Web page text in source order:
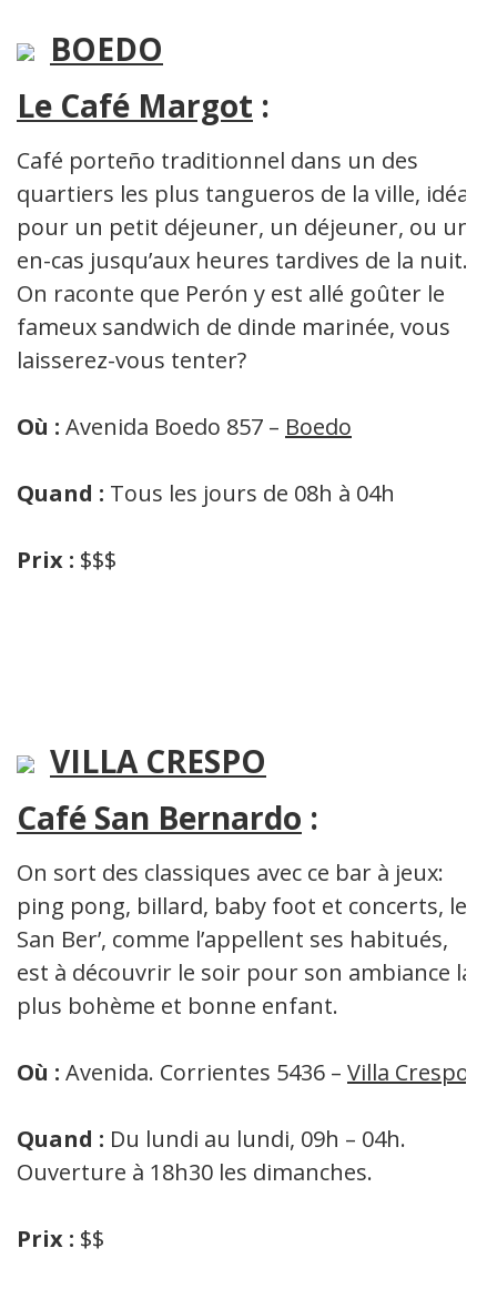
BOEDO
Le Café Margot :
Café porteño traditionnel dans un des
quartiers les plus tangueros de la ville, idéal
pour un petit déjeuner, un déjeuner, ou un
en-cas jusqu’aux heures tardives de la nuit.
On raconte que Perón y est allé goûter le
fameux sandwich de dinde marinée, vous
laisserez-vous tenter?
Où : Avenida Boedo 857 – Boedo
Quand : Tous les jours de 08h à 04h
Prix : $$$
VILLA CRESPO
Café San Bernardo :
On sort des classiques avec ce bar à jeux:
ping pong, billard, baby foot et concerts, le
San Ber’, comme l’appellent ses habitués,
est à découvrir le soir pour son ambiance la
plus bohème et bonne enfant.
Où : Avenida. Corrientes 5436 – Villa Crespo
Quand : Du lundi au lundi, 09h – 04h.
Ouverture à 18h30 les dimanches.
Prix : $$